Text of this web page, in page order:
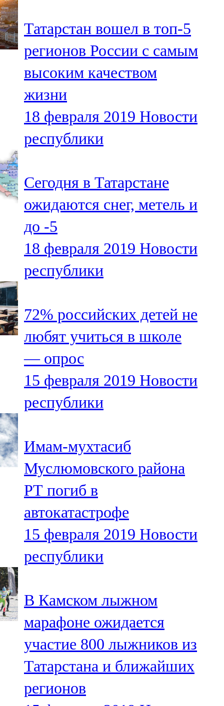
Мамадыш
106,2 FM
Минзәлә
107,3 FM
Мөслим
100,0 FM
104,7 FM
Олы Әтнә
71,42 FM
Сарман
107,8 FM
106,1 FM
Түбән Кама
102,6 FM
Чирмешән
107,7 FM
103,0 FM
Чүпрәле
91,0 FM
Шәмәрдән
102,3 FM
Яңа чишмә
Яр Чаллы
105,5 FM
Татарстан вошел в топ-5
регионов России с самым
высоким качеством
жизни
18 февраля 2019 Новости
республики
Сегодня в Татарстане
ожидаются снег, метель и
до -5
18 февраля 2019 Новости
республики
72% российских детей не
любят учиться в школе
— опрос
15 февраля 2019 Новости
республики
Имам-мухтасиб
Муслюмовского района
РТ погиб в
автокатастрофе
15 февраля 2019 Новости
республики
В Камском лыжном
марафоне ожидается
участие 800 лыжников из
Татарстана и ближайших
регионов